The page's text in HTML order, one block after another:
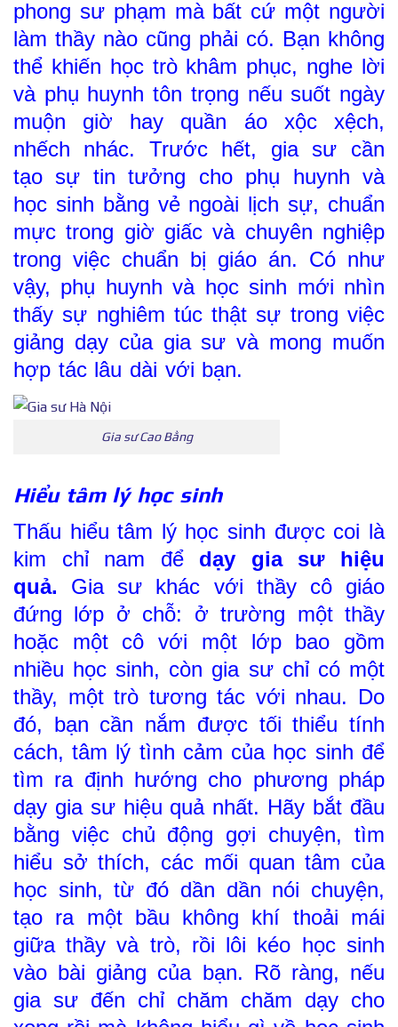
phong sư phạm mà bất cứ một người
làm thầy nào cũng phải có. Bạn không
thể khiến học trò khâm phục, nghe lời
và phụ huynh tôn trọng nếu suốt ngày
muộn giờ hay quần áo xộc xệch,
nhếch nhác. Trước hết, gia sư cần
tạo sự tin tưởng cho phụ huynh và
học sinh bằng vẻ ngoài lịch sự, chuẩn
mực trong giờ giấc và chuyên nghiệp
trong việc chuẩn bị giáo án. Có như
vậy, phụ huynh và học sinh mới nhìn
thấy sự nghiêm túc thật sự trong việc
giảng dạy của gia sư và mong muốn
hợp tác lâu dài với bạn.
Gia sư Cao Bằng
Hiểu tâm lý học sinh
Thấu hiểu tâm lý học sinh được coi là
kim chỉ nam để dạy gia sư hiệu
quả. Gia sư khác với thầy cô giáo
đứng lớp ở chỗ: ở trường một thầy
hoặc một cô với một lớp bao gồm
nhiều học sinh, còn gia sư chỉ có một
thầy, một trò tương tác với nhau. Do
đó, bạn cần nắm được tối thiểu tính
cách, tâm lý tình cảm của học sinh để
tìm ra định hướng cho phương pháp
dạy gia sư hiệu quả nhất. Hãy bắt đầu
bằng việc chủ động gợi chuyện, tìm
hiểu sở thích, các mối quan tâm của
học sinh, từ đó dần dần nói chuyện,
tạo ra một bầu không khí thoải mái
giữa thầy và trò, rồi lôi kéo học sinh
vào bài giảng của bạn. Rõ ràng, nếu
gia sư đến chỉ chăm chăm dạy cho